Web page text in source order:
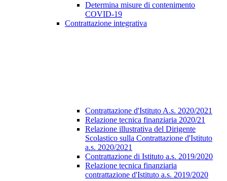
Determina misure di contenimento
COVID-19
Contrattazione integrativa
Contrattazione d'Istituto A.s. 2020/2021
Relazione tecnica finanziaria 2020/21
Relazione illustrativa del Dirigente
Scolastico sulla Contrattazione d'Istituto
a.s. 2020/2021
Contrattazione di Istituto a.s. 2019/2020
Relazione tecnica finanziaria
contrattazione d'Istituto a.s. 2019/2020